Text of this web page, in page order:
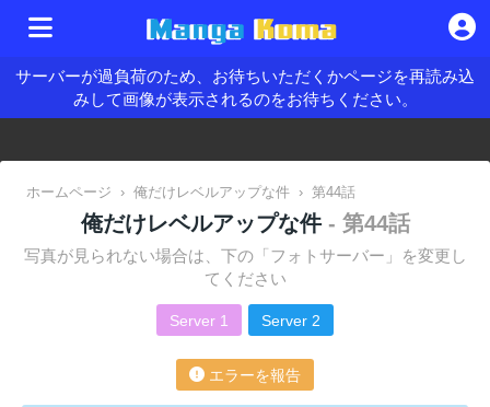
サーバーが過負荷のため、お待ちいただくかページを再読み込
みして画像が表示されるのをお待ちください。
ホームページ › 俺だけレベルアップな件 › 第44話
俺だけレベルアップな件 - 第44話
写真が見られない場合は、下の「フォトサーバー」を変更し
てください
Server 1 Server 2
エラーを報告